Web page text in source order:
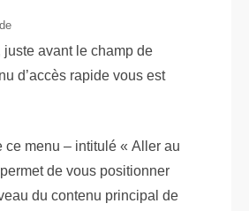
juste avant le champ de
d’accès rapide vous est
ce menu – intitulé « Aller au
de vous positionner
du contenu principal de